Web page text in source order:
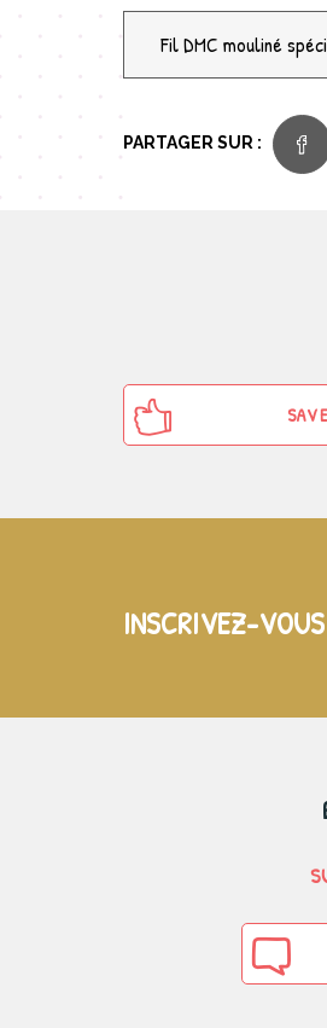
Fil DMC mouliné
PARTAGER SUR :
SAV
INSCRIVEZ-